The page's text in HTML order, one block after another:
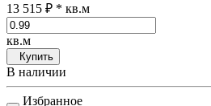
13 515 ₽ * кв.м
кв.м
Купить
В наличии
Избранное